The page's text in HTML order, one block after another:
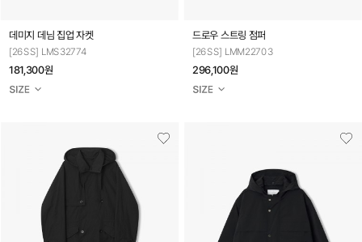
데미지 데님 집업 자켓
[26SS] LMS32774
181,300원
드로우 스트링 점퍼
[26SS] LMM22703
296,100원